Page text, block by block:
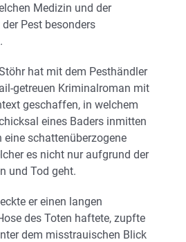
Medizin und der
Pest besonders
hat mit dem Pesthändler
getreuen Kriminalroman mit
geschaffen, in welchem
eines Baders inmitten
schattenüberzogene
es nicht nur aufgrund der
und Tod geht.
er einen langen
des Toten haftete, zupfte
dem misstrauischen Blick